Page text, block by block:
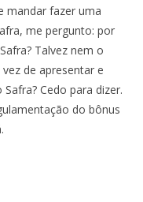
mandar fazer uma
me pergunto: por
Talvez nem o
de apresentar e
Cedo para dizer.
do bônus